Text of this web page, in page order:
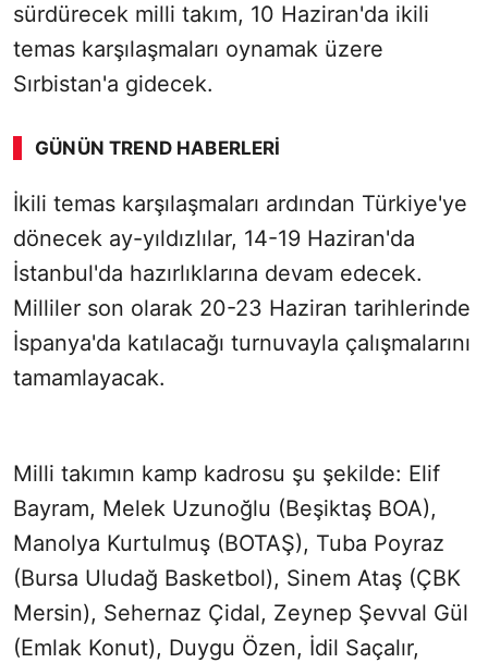
sürdürecek milli takım, 10 Haziran'da ikili
temas karşılaşmaları oynamak üzere
Sırbistan'a gidecek.
GÜNÜN TREND HABERLERI
00:01 / 08:43
Sesi Aç
İkili temas karşılaşmaları ardından Türkiye'ye
dönecek ay-yıldızlılar, 14-19 Haziran'da
İstanbul'da hazırlıklarına devam edecek.
Milliler son olarak 20-23 Haziran tarihlerinde
İspanya'da katılacağı turnuvayla çalışmalarını
tamamlayacak.
Milli takımın kamp kadrosu şu şekilde: Elif
Bayram, Melek Uzunoğlu (Beşiktaş BOA),
Manolya Kurtulmuş (BOTAŞ), Tuba Poyraz
(Bursa Uludağ Basketbol), Sinem Ataş (ÇBK
Mersin), Sehernaz Çidal, Zeynep Şevval Gül
(Emlak Konut), Duygu Özen, İdil Saçalır,